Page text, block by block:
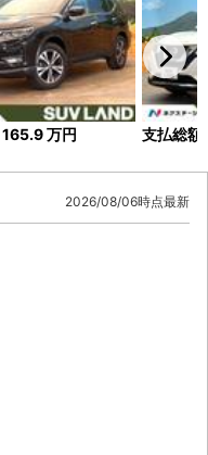
165.9万円 支払総額
2026/08/06時点最新